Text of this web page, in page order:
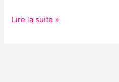
Lire la suite »